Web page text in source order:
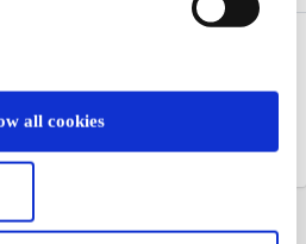
all cookies
hamburgerkjeder
Fra 50 kr